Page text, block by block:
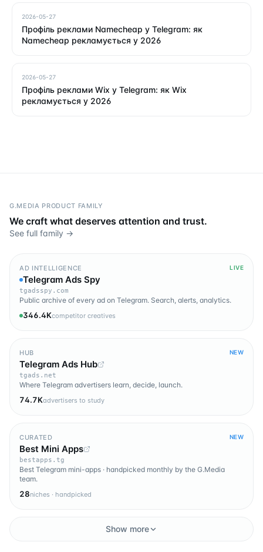
2026-05-27
Профіль реклами Namecheap у Telegram: як
Namecheap рекламується у 2026
2026-05-27
Профіль реклами Wix у Telegram: як Wix
рекламується у 2026
G.MEDIA PRODUCT FAMILY
We craft what deserves attention and trust.
See full family →
AD INTELLIGENCE LIVE
Telegram Ads Spy
tgadsspy.com
Public archive of every ad on Telegram. Search, alerts, analytics.
346.4Kcompetitor creatives
HUB NEW
Telegram Ads Hub
tgads.net
Where Telegram advertisers learn, decide, launch.
74.7Kadvertisers to study
CURATED NEW
Best Mini Apps
bestapps.tg
Best Telegram mini-apps · handpicked monthly by the G.Media
team.
28niches · handpicked
Show more